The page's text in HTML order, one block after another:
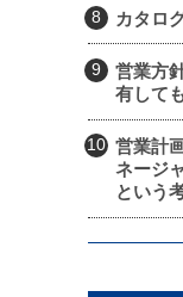
カタロ
営業方
有して
営業計
ネージ
という